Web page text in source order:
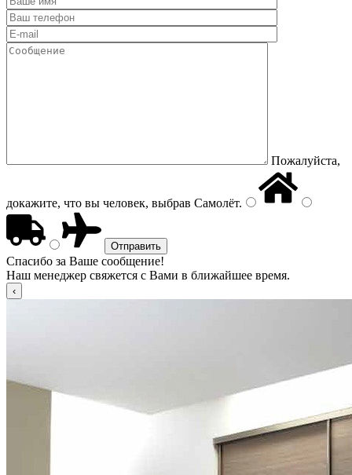
Пожалуйста,
докажите, что вы человек, выбрав Самолёт.
Спасибо за Ваше сообщение!
Наш менеджер свяжется с Вами в ближайшее время.